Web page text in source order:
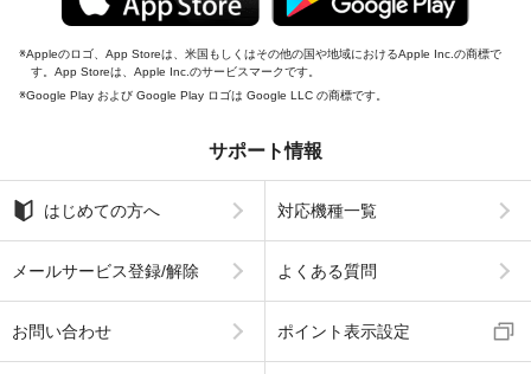
Appleのロゴ、App Storeは、米国もしくはその他の国や地域におけるApple Inc.の商標で
す。App Storeは、Apple Inc.のサービスマークです。
Google Play および Google Play ロゴは Google LLC の商標です。
サポート情報
はじめての方へ 対応機種一覧
メールサービス登録/解除 よくある質問
お問い合わせ ポイント表示設定